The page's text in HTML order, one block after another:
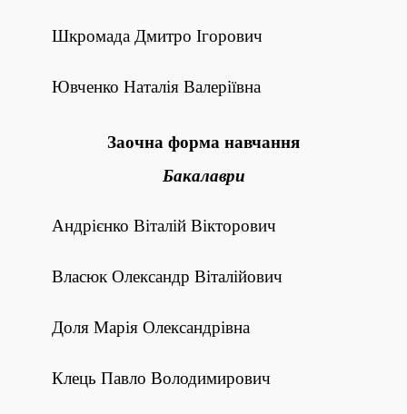
Шкромада Дмитро Ігорович
Ювченко Наталія Валеріївна
Заочна форма навчання
Бакалаври
Андрієнко Віталій Вікторович
Власюк Олександр Віталійович
Доля Марія Олександрівна
Клець Павло Володимирович